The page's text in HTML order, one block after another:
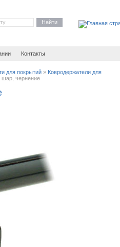
Найти
Контакты
для покрытий» Ковродержатели для
шар, чернение